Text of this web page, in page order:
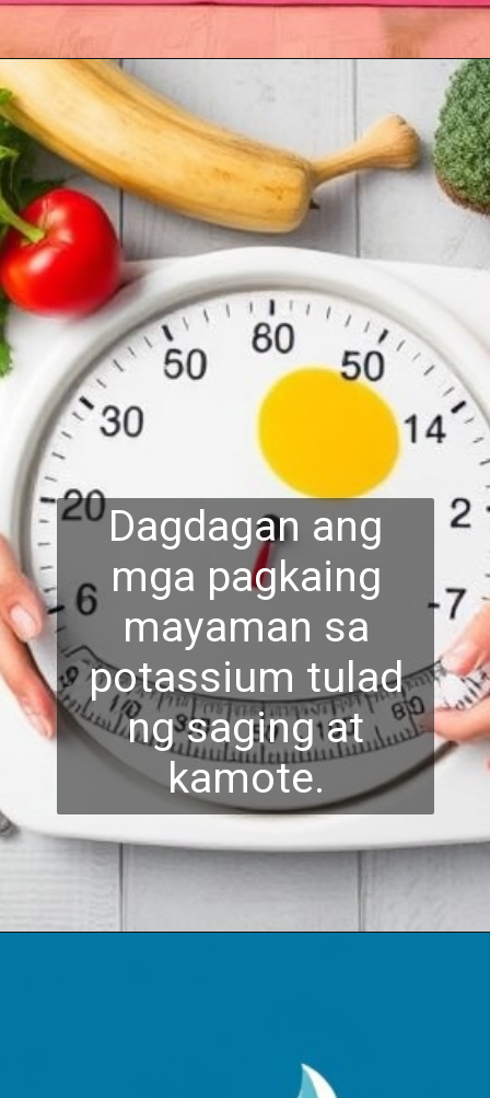
Dagdagan ang
mga pagkaing
mayaman sa
potassium tulad
ng saging at
kamote.